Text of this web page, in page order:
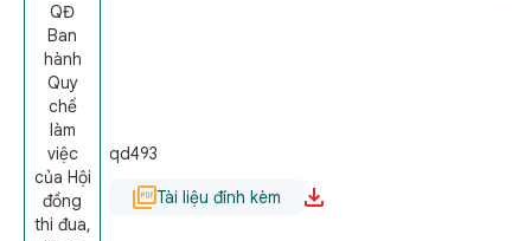
QĐ
Ban
hành
Quy
chế
làm
việc
của Hội
đồng
thi đua,
qd493
Tài liệu đính kèm